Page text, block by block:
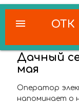
ОТК
menu
Дачный
мая
Оператор
напоминает о